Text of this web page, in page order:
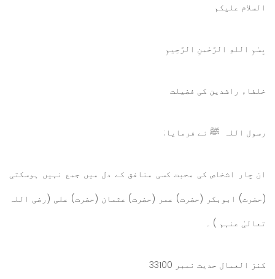
السلام عليكم
بِسْمِ اللهِ الرَّحْمنِ الرَّحِيمِ
خلفاء راشدین کی فضیلت
رسول اللہ ﷺ نے فرمایا:
ان چار اشخاص کی محبت کسی منافق کے دل میں جمع نہیں ہوسکتی
(حضرت) ابوبکر (حضرت) عمر (حضرت) عثمان (حضرت) علی (رضی اللہ
تعالیٰ عنہم ) ۔
کنز العمال حدیث نمبر 33100